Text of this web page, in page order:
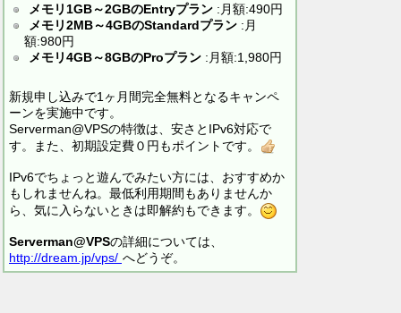
メモリ1GB～2GBのEntryプラン :月額:490円
メモリ2MB～4GBのStandardプラン :月
額:980円
メモリ4GB～8GBのProプラン :月額:1,980円
新規申し込みで1ヶ月間完全無料となるキャンペ
ーンを実施中です。
Serverman@VPSの特徴は、安さとIPv6対応で
す。また、初期設定費０円もポイントです。
IPv6でちょっと遊んでみたい方には、おすすめか
もしれませんね。最低利用期間もありませんか
ら、気に入らないときは即解約もできます。
Serverman@VPSの詳細については、
http://dream.jp/vps/ へどうぞ。